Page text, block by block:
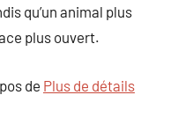
qu’un animal plus
plus ouvert.
de Plus de détails